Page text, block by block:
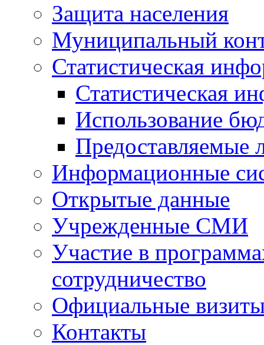
Защита населения
Муниципальный
Статистическая
Статистическая
Использование
Предоставляемые
Информационные
Открытые данные
Учрежденные СМИ
Участие в
сотрудничество
Официальные
Контакты